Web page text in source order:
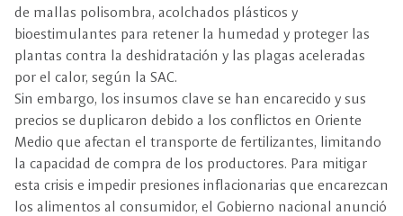
de mallas polisombra, acolchados plásticos y
bioestimulantes para retener la humedad y proteger las
plantas contra la deshidratación y las plagas aceleradas
por el calor, según la SAC.
Sin embargo, los insumos clave se han encarecido y sus
precios se duplicaron debido a los conflictos en Oriente
Medio que afectan el transporte de fertilizantes, limitando
la capacidad de compra de los productores. Para mitigar
esta crisis e impedir presiones inflacionarias que encarezcan
los alimentos al consumidor, el Gobierno nacional anunció